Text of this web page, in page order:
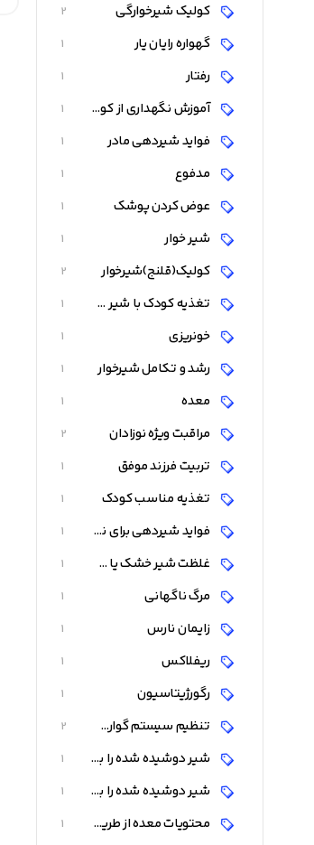
کولیک شیرخوارگی 2
گهواره رايان يار 1
رفتار 1
آموزش نگهداری از کودک 1
فواید شیردهی مادر 1
مدفوع 1
عوض کردن پوشک 1
شیر خوار 1
کولیک(قلنج)شیرخوار 2
تغذیه کودک با شیر دوشیده شده 1
خونریزی 1
رشد و تکامل شیرخوار 1
معده 1
مراقبت ویژه نوزادان 2
تربیت فرزند موفق 1
تغذیه مناسب کودک 1
فواید شیردهی برای نوزاد و کودک 1
غلظت شیر خشک یا شیر مادر را افزایش دهید 1
مرگ ناگهانی 1
زایمان نارس 1
ریفلاکس 1
رگورژیتاسیون 1
تنظیم سیستم گوارش و تنفس 2
شير دوشيده شده را باقاشق مربا خوری 1
شير دوشيده شده را با قطره چکان به کودک می دهیم 1
محتویات معده از طریق دریچه تحتانی مری 1